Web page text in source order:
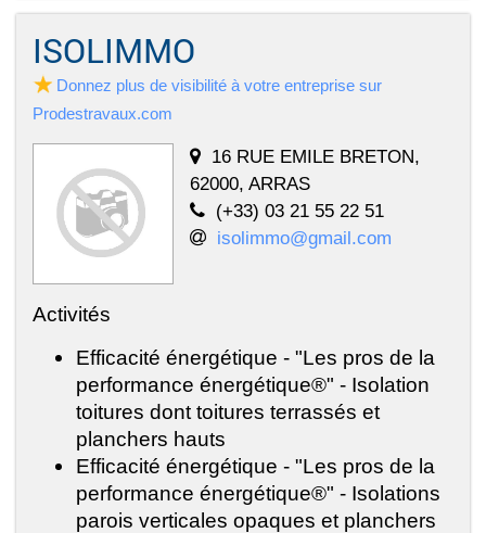
ISOLIMMO
Donnez plus de visibilité à votre entreprise sur
Prodestravaux.com
16 RUE EMILE BRETON,
62000, ARRAS
(+33) 03 21 55 22 51
isolimmo@gmail.com
Activités
Efficacité énergétique - "Les pros de la
performance énergétique®" - Isolation
toitures dont toitures terrassés et
planchers hauts
Efficacité énergétique - "Les pros de la
performance énergétique®" - Isolations
parois verticales opaques et planchers